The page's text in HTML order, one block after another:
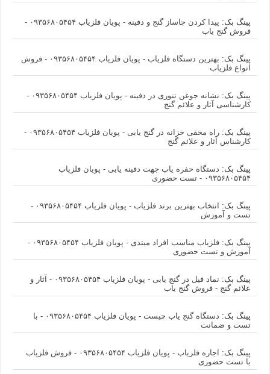
پینگ بک:
پیدا کردن جاساز گنج و دفینه - پویان فلزیاب ۰۹۳۵۶۸۰۵۴۵۴ -
فروش گنج یاب
پینگ بک:
بهترین دستگاه فلزیاب - پویان فلزیاب ۰۹۳۵۶۸۰۵۴۵۴ - فروش
انواع فلزیاب
پینگ بک:
نشانه جوغن تنوری در دفینه - پویان فلزیاب ۰۹۳۵۶۸۰۵۴۵۴ -
کارشناسی آثار و علائم گنج
پینگ بک:
راه مخفی خزانه در گنج یابی - پویان فلزیاب ۰۹۳۵۶۸۰۵۴۵۴ -
کارشناس آثار و علائم گنج
پینگ بک: دستگاه حفره یاب جهت دفینه یابی - پویان فلزیاب
۰۹۳۵۶۸۰۵۴۵۴ - تست حضوری
پینگ بک:
انتخاب بهترین برند فلزیاب - پویان فلزیاب ۰۹۳۵۶۸۰۵۴۵۴ -
تست و آموزش
پینگ بک:
فلزیاب مناسب افراد مبتدی - پویان فلزیاب ۰۹۳۵۶۸۰۵۴۵۴ -
آموزش و تست حضوری
پینگ بک:
نماد فیل در گنج یابی - پویان فلزیاب ۰۹۳۵۶۸۰۵۴۵۴ - آثار و
علائم گنج - فروش گنج یاب
پینگ بک:
دستگاه گنج یاب چیست - پویان فلزیاب ۰۹۳۵۶۸۰۵۴۵۴ - با
تست و ضمانت
پینگ بک:
اجاره فلزیاب - پویان فلزیاب ۰۹۳۵۶۸۰۵۴۵۴ - فروش فلزیاب
با تست حضوری